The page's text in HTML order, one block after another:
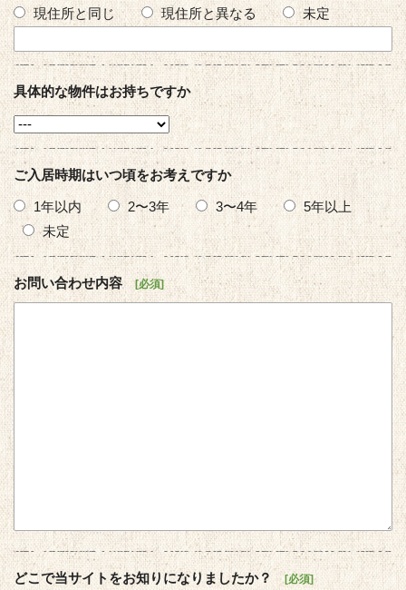
現住所と同じ 現住所と異なる 未定
具体的な物件はお持ちですか
ご入居時期はいつ頃をお考えですか
1年以内 2〜3年 3〜4年
5年以上
未定
お問い合わせ内容 必須
どこで当サイトをお知りになりましたか？ 必須